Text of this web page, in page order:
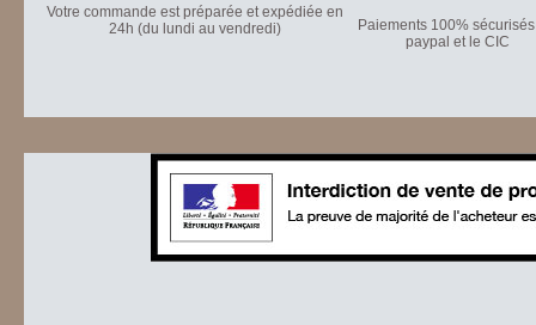
Votre commande est préparée et expédiée en
24h (du lundi au vendredi)
Paiements 100%
paypal et le CIC